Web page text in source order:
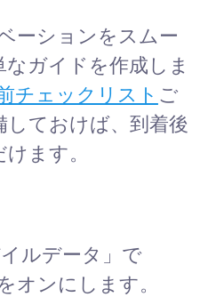
ーションをスムー
ガイドを作成しま
チェックリスト ご
しておけば、到着後
ます。
ルデータ」で
オンにします。